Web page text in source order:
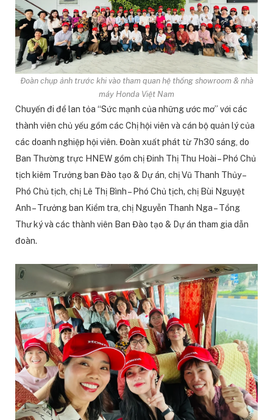
Đoàn chụp ảnh trước khi vào tham quan hệ thống showroom & nhà
máy Honda Việt Nam
Chuyến đi để lan tỏa “Sức mạnh của những ước mơ” với các
thành viên chủ yếu gồm các Chị hội viên và cán bộ quản lý của
các doanh nghiệp hội viên. Đoàn xuất phát từ 7h30 sáng, do
Ban Thường trực HNEW gồm chị Đinh Thị Thu Hoài – Phó Chủ
tịch kiêm Trưởng ban Đào tạo & Dự án, chị Vũ Thanh Thủy –
Phó Chủ tịch, chị Lê Thị Bình – Phó Chủ tịch,chị Bùi Nguyệt
Anh – Trưởng ban Kiểm tra, chị Nguyễn Thanh Nga – Tổng
Thư ký và các thành viên Ban Đào tạo & Dự án tham gia dẫn
đoàn.